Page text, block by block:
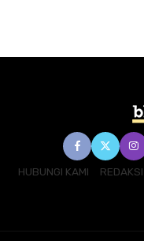
HUBUNGI KAMI REDAKSI